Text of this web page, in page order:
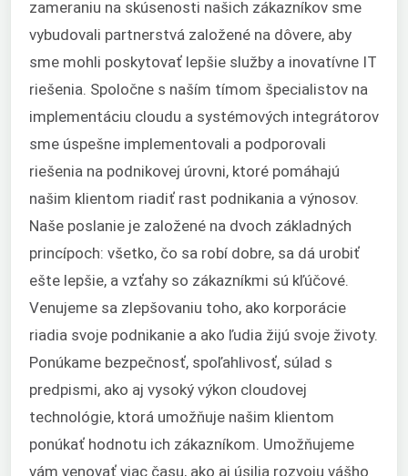
zameraniu na skúsenosti našich zákazníkov sme
vybudovali partnerstvá založené na dôvere, aby
sme mohli poskytovať lepšie služby a inovatívne IT
riešenia. Spoločne s naším tímom špecialistov na
implementáciu cloudu a systémových integrátorov
sme úspešne implementovali a podporovali
riešenia na podnikovej úrovni, ktoré pomáhajú
našim klientom riadiť rast podnikania a výnosov.
Naše poslanie je založené na dvoch základných
princípoch: všetko, čo sa robí dobre, sa dá urobiť
ešte lepšie, a vzťahy so zákazníkmi sú kľúčové.
Venujeme sa zlepšovaniu toho, ako korporácie
riadia svoje podnikanie a ako ľudia žijú svoje životy.
Ponúkame bezpečnosť, spoľahlivosť, súlad s
predpismi, ako aj vysoký výkon cloudovej
technológie, ktorá umožňuje našim klientom
ponúkať hodnotu ich zákazníkom. Umožňujeme
vám venovať viac času, ako aj úsilia rozvoju vášho